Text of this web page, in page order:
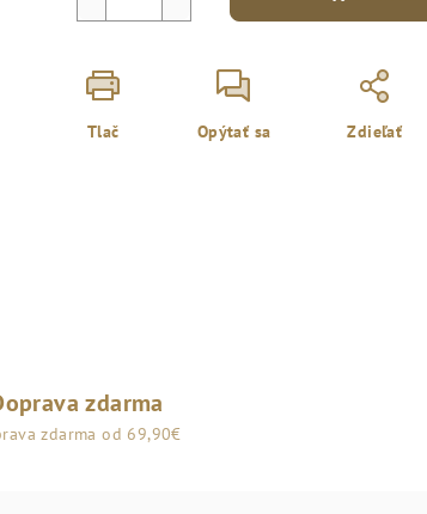
Tlač Opýtať sa Zdieľať
zdarma
zdarma od 69,90€